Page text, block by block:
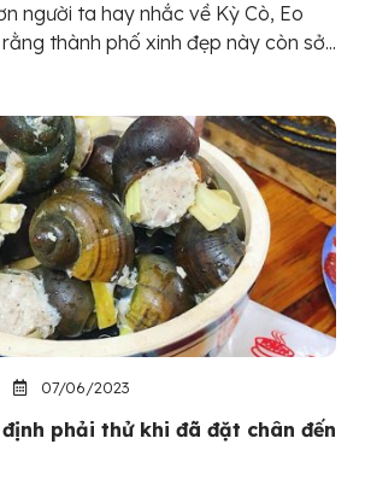
người ta hay nhắc về Kỳ Cò, Eo
thành phố xinh đẹp này còn sở...
07/06/2023
phải thử khi đã đặt chân đến